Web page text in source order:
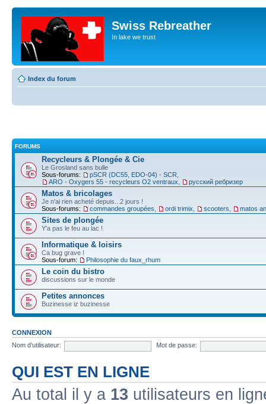
Swiss Rebreather
In lake we trust
Index du forum
FORUMS
Recycleurs & Plongée & Cie
Le Grosland sans bulle
Sous-forums:
pSCR (DC55, EDO-04) - SCR
ARO - Oxygers 55 - recycleurs O2 ventraux
русский ребризер
Matos & bricolages
Je n'ai rien acheté depuis...2 jours !
Sous-forums:
commandes groupées ordi trimix scooters matos
Sites de plongée
Y'a pas le feu au lac !
Informatique & loisirs
Ca bug grave !
Sous-forum:
Philosophie du faux_rhum
Le coin du bistro
discussions sur le monde
Petites annonces
Buzinesse iz buzinesse
CONNEXION
Nom d’utilisateur:
Mot de passe:
QUI EST EN LIGNE
Au total il y a 13 utilisateurs en